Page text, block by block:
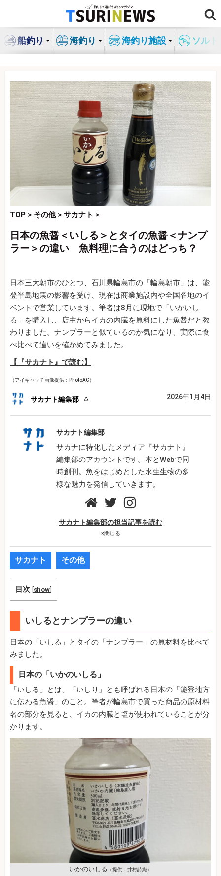
ン
船釣り 海釣り 海釣り施設 ソル
TOP > その他> サカナト >
日本の魚醤＜いしる＞とタイの魚醤＜ナンプ
ラー＞の違い 魚料理に合うのはどっち？
日本三大朝市のひとつ、石川県輪島市の「輪島朝市」は、能
登半島地震の影響を受け、現在は商業施設内や全国各地のイ
ベントで営業しています。筆者は8月に現地で「いかいし
る」を購入し、店主からイカの内臓を原料にした魚醤だと教
わりました。ナンプラーと似ているのか気になり、実際に食
べ比べて違いを確かめてみました。
【『サカナト』で読む】
（アイキャッチ画像提供：PhotoAC）
サカナト編集部 2026年1月4日
サカナト編集部
サカナに特化したメディア『サカナト』
編集部のアカウントです。本とWebで同
時創刊。魚をはじめとした水生生物の多
様な魅力を発信していきます。
サカナト編集部の担当記事を読む
×閉じる
サカナト その他
目次 [show]
いしるとナンプラーの違い
日本の「いしる」とタイの「ナンプラー」の原材料を比べて
みました。
日本の「いかのいしる」
「いしる」とは、「いしり」とも呼ばれる日本の「能登地方
に伝わる魚醤」のこと。筆者が輪島市で買った商品の原材料
名の部分を見ると、イカの内臓と塩が使われていることが分
かります。
いかのいしる （提供：井村詩織）